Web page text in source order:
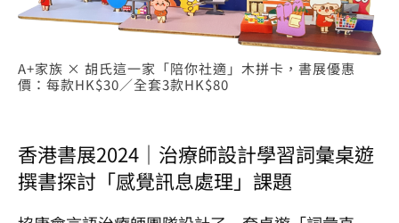
A+家族 × 胡氏這一家「陪你社適」木拼卡，書展優惠
價：每款HK$30／全套3款HK$80
香港書展2024｜治療師設計學習詞彙桌遊
撰書探討「感覺訊息處理」課題